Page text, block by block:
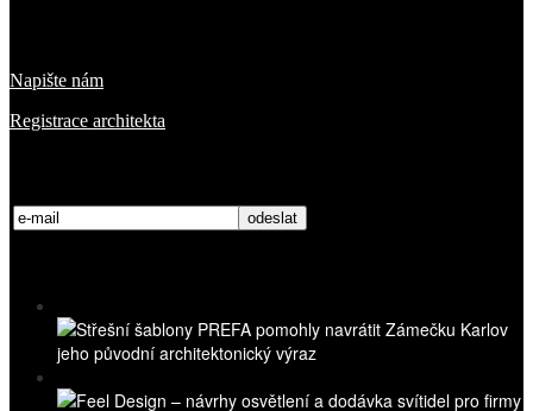
Napište nám
Registrace architekta